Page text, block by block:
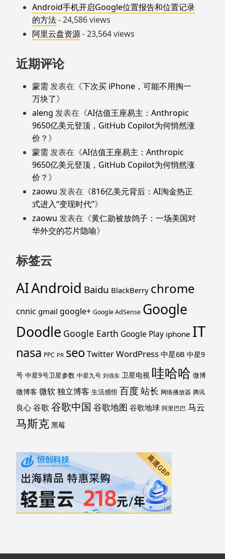
Android手机开启Google位置报告和位置记录
的方法- 24,586 views
阿里云盘资源- 23,564 views
近期评论
蒙需 发表在《下次买 iPhone，可能不用掏一
万块了》
aleng 发表在《AI估值王座易主：Anthropic
9650亿美元登顶，GitHub Copilot为何悄然涨
价？ 》
蒙需 发表在《AI估值王座易主：Anthropic
9650亿美元登顶，GitHub Copilot为何悄然涨
价？ 》
zaowu 发表在《816亿美元背后：AI淘金热正
式进入“变现时代”》
zaowu 发表在《黄仁勋被放鸽子：一场美国对
华外交的芯片隐喻》
标签云
AIAndroid Baidu BlackBerry chrome
cnnic gmail google+ Google AdSense Google
Doodle Google Earth Google Play iphone IT
nasa PPC PR seoTwitterWordPress 中星6B 中星9
号 中星9号卫星参数 中星九号 刘强东 卫星电视 哇哈哈 微博
微博客 微软独立博客 生活感悟 百度 站长 网络播放器 腾讯
良心 谷歌 谷歌中国 谷歌地图 谷歌地球 阿里巴巴 马云
马斯克 黑莓